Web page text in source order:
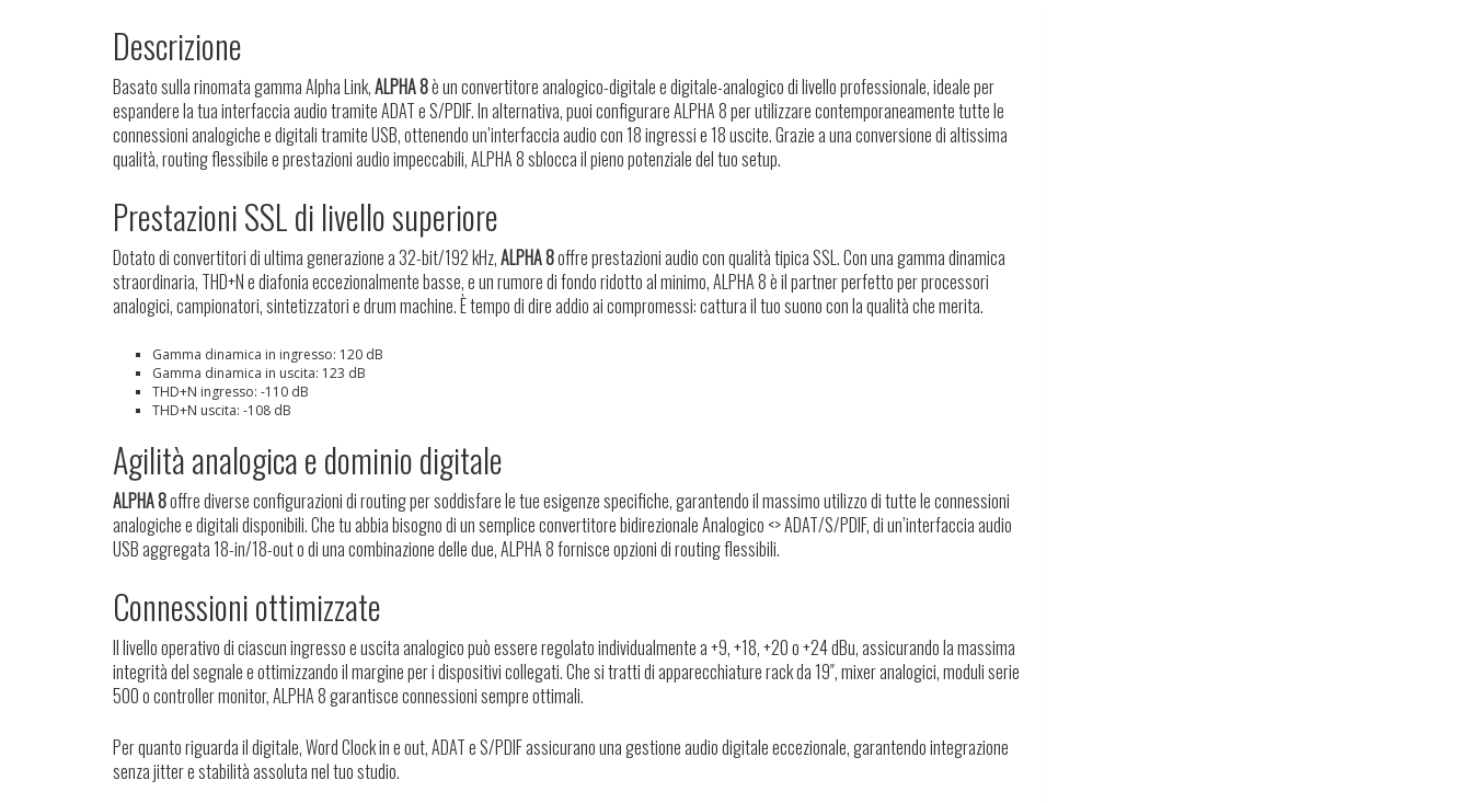
Descrizione
Basato sulla rinomata gamma Alpha Link,ALPHA 8è un convertitore analogico-digitale e digitale-analogico di livello professionale, ideale per
espandere la tua interfaccia audio tramite ADAT e S/PDIF. In alternativa, puoi configurare ALPHA 8 per utilizzare contemporaneamente tutte le
connessioni analogiche e digitali tramite USB, ottenendo un’interfaccia audio con 18 ingressi e 18 uscite. Grazie a una conversione di altissima
qualità, routing flessibile e prestazioni audio impeccabili, ALPHA 8 sblocca il pieno potenziale del tuo setup.
Prestazioni SSL di livello superiore
Dotato di convertitori di ultima generazione a 32-bit/192 kHz,ALPHA 8offre prestazioni audio con qualità tipica SSL. Con una gamma dinamica
straordinaria, THD+N e diafonia eccezionalmente basse, e un rumore di fondo ridotto al minimo, ALPHA 8 è il partner perfetto per processori
analogici, campionatori, sintetizzatori e drum machine. È tempo di dire addio ai compromessi: cattura il tuo suono con la qualità che merita.
Gamma dinamica in ingresso: 120 dB
Gamma dinamica in uscita: 123 dB
THD+N ingresso: -110 dB
THD+N uscita: -108 dB
Agilità analogica e dominio digitale
ALPHA 8offre diverse configurazioni di routing per soddisfare le tue esigenze specifiche, garantendo il massimo utilizzo di tutte le connessioni
analogiche e digitali disponibili. Che tu abbia bisogno di un semplice convertitore bidirezionale Analogico <> ADAT/S/PDIF, di un’interfaccia audio
USB aggregata 18-in/18-out o di una combinazione delle due, ALPHA 8 fornisce opzioni di routing flessibili.
Connessioni ottimizzate
Il livello operativo di ciascun ingresso e uscita analogico può essere regolato individualmente a +9, +18, +20 o +24 dBu, assicurando la massima
integrità del segnale e ottimizzando il margine per i dispositivi collegati. Che si tratti di apparecchiature rack da 19″, mixer analogici, moduli serie
500 o controller monitor, ALPHA 8 garantisce connessioni sempre ottimali.
Per quanto riguarda il digitale, Word Clock in e out, ADAT e S/PDIF assicurano una gestione audio digitale eccezionale, garantendo integrazione
senza jitter e stabilità assoluta nel tuo studio.